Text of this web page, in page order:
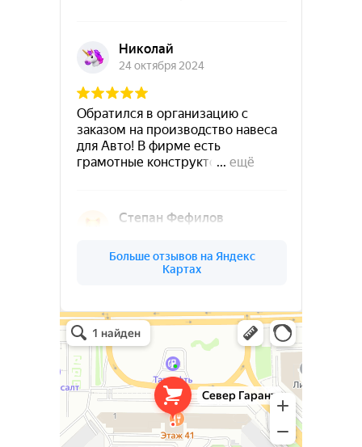
Север Гарант Групп
Металлоконструкции в Санкт‑Петербурге
Металлообработка в Санкт‑Петербурге
Лидеры в цене
и качестве
Победители
Worldskills Hi-tech
Высокотехнологичные
отрасли промышленности
СЕВЕР ГАРАНТ
О КОМПАНИИ
Ваш надёжный партнёр в реализации
уникальных проектов. Наша команда
опытных специалистов, готова воплотить в